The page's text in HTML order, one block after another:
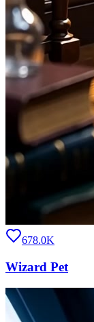
678.0K
Wizard Pet